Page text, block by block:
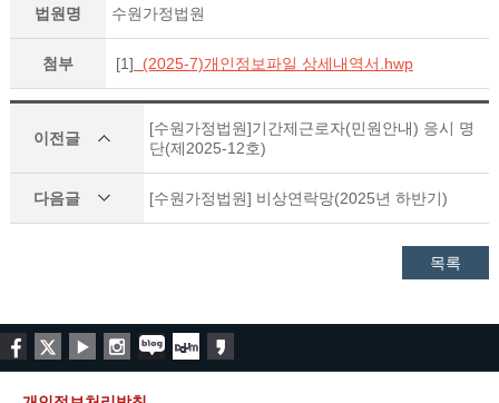
법원명 수원가정법원
첨부 [1] (2025-7)개인정보파일 상세내역서.hwp
이전글
[수원가정법원]기간제근로자(민원안내) 응시 명
단(제2025-12호)
다음글 [수원가정법원] 비상연락망(2025년 하반기)
목록